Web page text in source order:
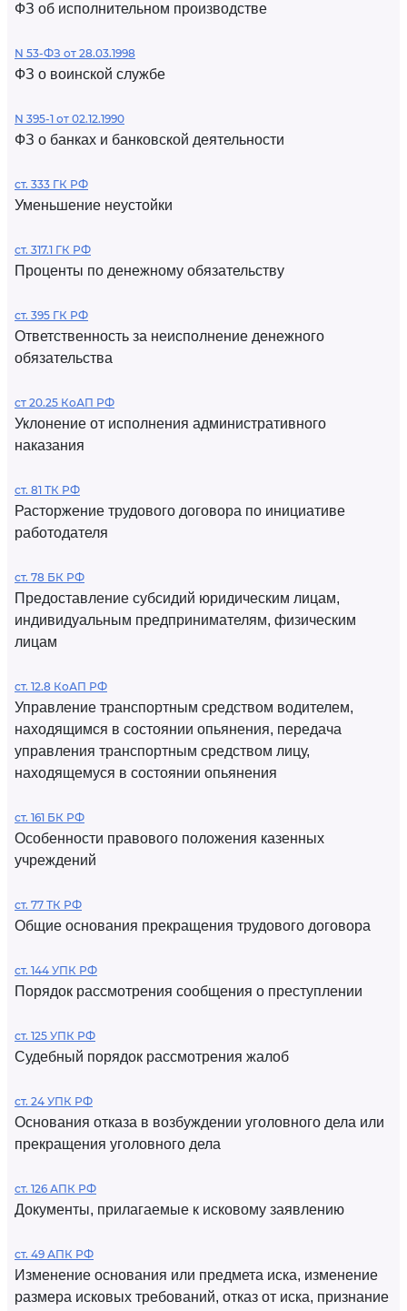
ФЗ об исполнительном производстве
N 53-ФЗ от 28.03.1998
ФЗ о воинской службе
N 395-1 от 02.12.1990
ФЗ о банках и банковской деятельности
ст. 333 ГК РФ
Уменьшение неустойки
ст. 317.1 ГК РФ
Проценты по денежному обязательству
ст. 395 ГК РФ
Ответственность за неисполнение денежного
обязательства
ст 20.25 КоАП РФ
Уклонение от исполнения административного
наказания
ст. 81 ТК РФ
Расторжение трудового договора по инициативе
работодателя
ст. 78 БК РФ
Предоставление субсидий юридическим лицам,
индивидуальным предпринимателям, физическим
лицам
ст. 12.8 КоАП РФ
Управление транспортным средством водителем,
находящимся в состоянии опьянения, передача
управления транспортным средством лицу,
находящемуся в состоянии опьянения
ст. 161 БК РФ
Особенности правового положения казенных
учреждений
ст. 77 ТК РФ
Общие основания прекращения трудового договора
ст. 144 УПК РФ
Порядок рассмотрения сообщения о преступлении
ст. 125 УПК РФ
Судебный порядок рассмотрения жалоб
ст. 24 УПК РФ
Основания отказа в возбуждении уголовного дела или
прекращения уголовного дела
ст. 126 АПК РФ
Документы, прилагаемые к исковому заявлению
ст. 49 АПК РФ
Изменение основания или предмета иска, изменение
размера исковых требований, отказ от иска, признание